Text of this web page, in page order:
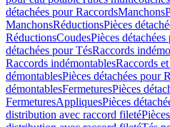
détachées pour RaccordsManchons
ManchonsRéductionsPièces
RéductionsCoudesPièces
détachées pour TésRaccords
Raccords indémontablesRaccords
démontablesPièces détachées pour
démontablesFermeturesPièces
FermeturesAppliquesPièces
distribution avec raccord fileté